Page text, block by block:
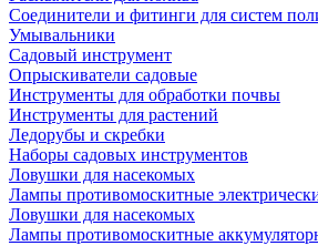
Соединители и фитинги для систем
Умывальники
Садовый инструмент
Опрыскиватели садовые
Инструменты для обработки почвы
Инструменты для растений
Ледорубы и скребки
Наборы садовых инструментов
Ловушки для насекомых
Лампы противомоскитные
Ловушки для насекомых
Лампы противомоскитные